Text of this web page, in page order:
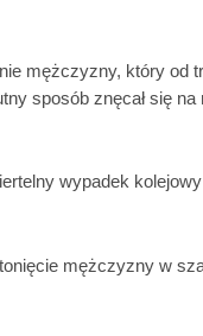
mężczyzny, który od
sposób znęcał się na
wypadek kolejowy
mężczyzny w